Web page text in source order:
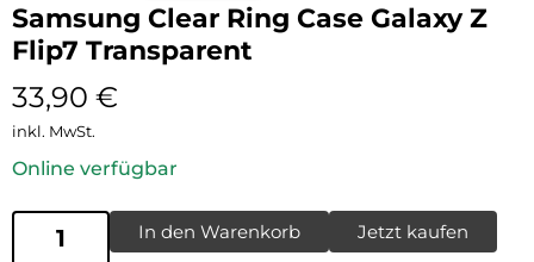
Samsung Clear Ring Case Galaxy Z
Flip7 Transparent
33,90 €
inkl. MwSt.
Online verfügbar
In den Warenkorb Jetzt kaufen